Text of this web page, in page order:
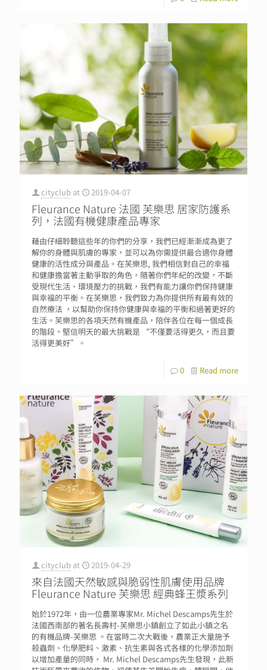
cityclub at 2019-04-07
Fleurance Nature 法國 芙樂思 居家防護系
列，法國有機健康產品專家
藉由仔細聆聽這些年的你們的分享，我們已經漸漸成為更了
解你的身體與肌膚的專家，並可以為你需提供最合適你身體
健康的活性成分與產品。在芙樂思, 我們相信對自己的幸福
和健康擔當著主動爭取的角色，隨著你們年紀的改變，不斷
受現代生活、環境壓力的挑戰，我們有能力讓你們保持健康
與幸福的平衡。在芙樂思，我們致力為你提供所有最有效的
自然療法 ，以幫助你保持你健康與幸福的平衡和過著更好的
生活。芙樂思的各項天然有機產品，陪伴各位在每一個成長
的階段。堅信明天的最大挑戰是 “不僅要活得更久，而且要
活得更美好”。
0 Read more
cityclub at 2019-04-29
來自法國天然敏感與脆弱性肌膚使用品牌
Fleurance Nature 芙樂思 經典蜂王漿系列
始於1972年，由一位農業專家Mr. Michel Descamps先生於
法國西南部的著名長壽村-芙樂思小鎮創立了如此小鎮之名
的有機品牌-芙樂思 。在當時二次大戰後，農業正大量施予
殺蟲劑、化學肥料、激素、抗生素與各式各樣的化學添加劑
以增加產量的同時， Mr. Michel Descamps先生發現，此新